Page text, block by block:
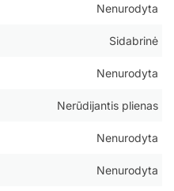
Nenurodyta
Sidabrinė
Nenurodyta
Nerūdijantis plienas
Nenurodyta
Nenurodyta